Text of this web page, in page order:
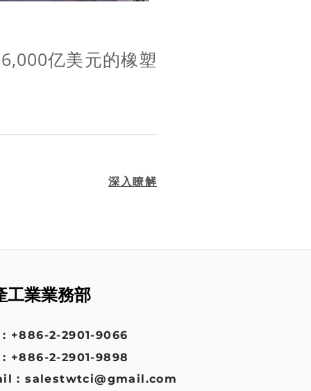
亿美元的橡塑
深入瞭解
工業業務部
: +886-2-2901-9066
: +886-2-2901-9898
: salestwtci@gmail.com